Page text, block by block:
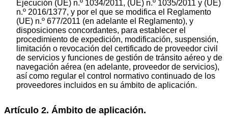
Ejecución (UE) n.º 1034/2011, (UE) n.º 1035/2011 y (UE)
n.º 2016/1377, y por el que se modifica el Reglamento
(UE) n.º 677/2011 (en adelante el Reglamento), y
disposiciones concordantes, para establecer el
procedimiento de expedición, modificación, suspensión,
limitación o revocación del certificado de proveedor civil
de servicios y funciones de gestión de tránsito aéreo y de
navegación aérea (en adelante, proveedor de servicios),
así como regular el control normativo continuado de los
proveedores incluidos en su ámbito de aplicación.
Artículo 2. Ámbito de aplicación.